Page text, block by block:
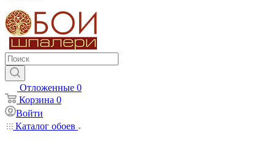
Отложенные 0
Корзина 0
Войти
Каталог обоев